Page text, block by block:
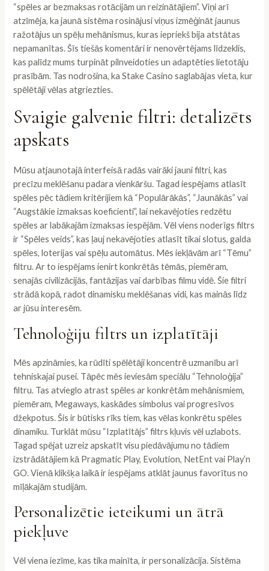
“spēles ar bezmaksas rotācijām un reizinātājiem”. Viņi arī
atzīmēja, ka jaunā sistēma rosinājusi viņus izmēģināt jaunus
ražotājus un spēļu mehānismus, kuras iepriekš bija atstātas
nepamanītas. Šīs tiešās komentāri ir nenovērtējams līdzeklis,
kas palīdz mums turpināt pilnveidoties un adaptēties lietotāju
prasībām. Tas nodrošina, ka Stake Casino saglabājas vieta, kur
spēlētāji vēlas atgriezties.
Svaigie galvenie filtri: detalizēts
apskats
Mūsu atjaunotajā interfeisā radās vairāki jauni filtri, kas
precīzu meklēšanu padara vienkāršu. Tagad iespējams atlasīt
spēles pēc tādiem kritērijiem kā “Populārākās”, “Jaunākās” vai
“Augstākie izmaksas koeficienti”, lai nekavējoties redzētu
spēles ar labākajām izmaksas iespējām. Vēl viens noderīgs filtrs
ir “Spēles veids”, kas ļauj nekavējoties atlasīt tikai slotus, galda
spēles, loterijas vai spēļu automātus. Mēs iekļāvām arī “Tēmu”
filtru. Ar to iespējams ienirt konkrētās tēmās, piemēram,
senajās civilizācijās, fantāzijas vai darbības filmu vidē. Šie filtri
strādā kopā, radot dinamisku meklēšanas vidi, kas mainās līdz
ar jūsu interesēm.
Tehnoloģiju filtrs un izplatītāji
Mēs apzināmies, ka rūdīti spēlētāji koncentrē uzmanību arī
tehniskajai pusei. Tāpēc mēs ieviesām speciālu “Tehnoloģija”
filtru. Tas atvieglo atrast spēles ar konkrētām mehānismiem,
piemēram, Megaways, kaskādes simbolus vai progresīvos
džekpotus. Šis ir būtisks rīks tiem, kas vēlas konkrētu spēles
dinamiku. Turklāt mūsu “Izplatītājs” filtrs kļuvis vēl uzlabots.
Tagad spējat uzreiz apskatīt visu piedāvājumu no tādiem
izstrādātājiem kā Pragmatic Play, Evolution, NetEnt vai Play’n
GO. Vienā klikšķa laikā ir iespējams atklāt jaunus favorītus no
mīļākajām studijām.
Personalizētie ieteikumi un ātrā
piekļuve
Vēl viena iezīme, kas tika mainīta, ir personalizācija. Sistēma